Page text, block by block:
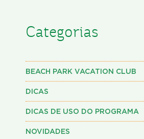
Categorias
BEACH PARK VACATION CLUB
DICAS
DICAS DE USO DO PROGRAMA
NOVIDADES